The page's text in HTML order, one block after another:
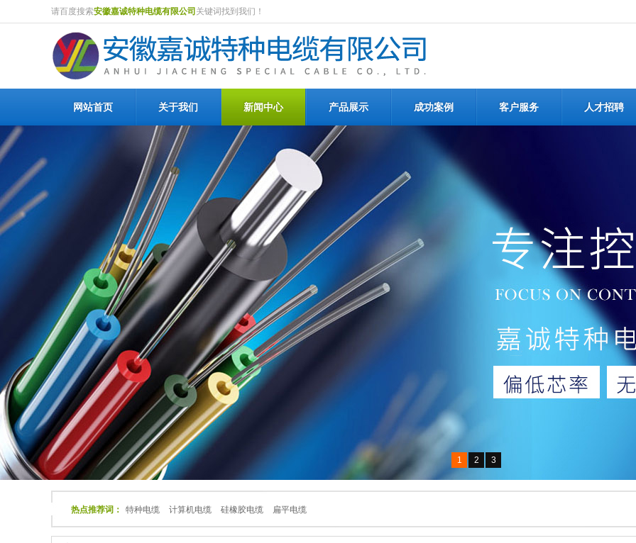
请百度搜索安徽嘉诚特种电缆有限公司 关键词找到我们！
网站首页 关于我们 新闻中心 产品展示 成功案例 客户服务 人才招聘
1 2 3
热点推荐词： 特种电缆 计算机电缆 硅橡胶电缆 扁平电缆